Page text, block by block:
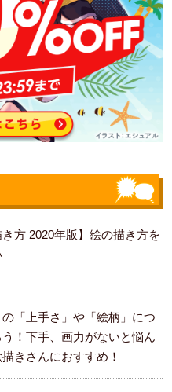
き方 2020年版】絵の描き方を
「上手さ」や「絵柄」につ
！下手、画力がないと悩ん
きさんにおすすめ！